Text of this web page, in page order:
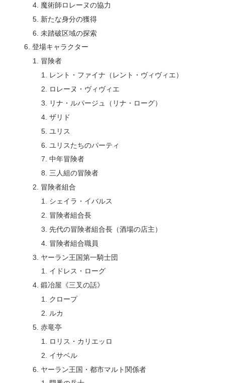
魔術師ロレーヌの協力
新たな身分の獲得
未踏破区域の探索
登場キャラクター
冒険者
レント・ファイナ（レント・ヴィヴィエ）
ロレーヌ・ヴィヴィエ
リナ・ルパージュ（リナ・ローグ）
ザリド
ユリス
ユリスたちのパーティ
中年冒険者
三人組の冒険者
冒険者組合
シェイラ・イバルス
冒険者組合長
先代の冒険者組合長（酒場の店主）
冒険者組合職員
ヤーラン王国第一騎士団
イドレス・ローグ
鍛冶屋《三叉の話》
クロープ
ルカ
赤竜亭
ロリス・カリエッロ
イサベル
ヤーラン王国・都市マルト関係者